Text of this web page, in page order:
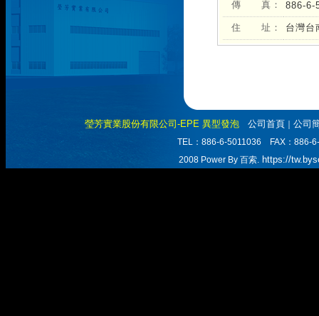
傳 真： 886-6-
住 址： 台灣台
瑩芳實業股份有限公司-EPE 異型發泡 公司首頁 公司
TEL：886-6-5011036 FAX：886-
2008 Power By 百索. https://